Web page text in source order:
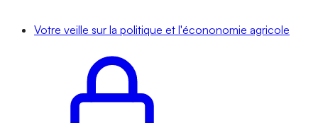
Votre veille sur la politique et l'écononomie agricole